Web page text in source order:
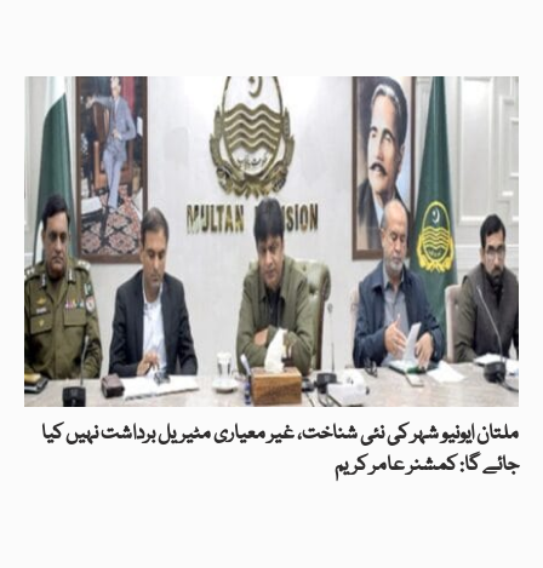
ملتان ایونیو شہر کی نئی شناخت، غیر معیاری مٹیریل برداشت نہیں کیا
جائے گا: کمشنر عامر کریم